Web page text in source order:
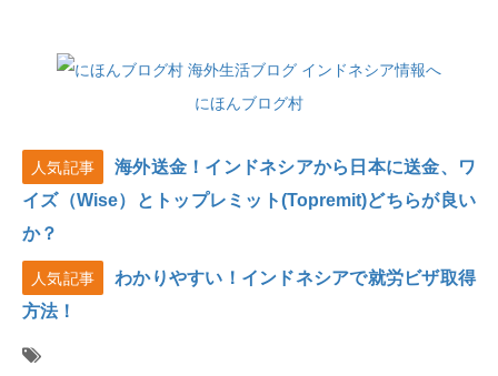
にほんブログ村
人気記事
海外送金！インドネシアから日本に送金、ワ
イズ（Wise）とトップレミット(Topremit)どちらが良い
か？
人気記事
わかりやすい！インドネシアで就労ビザ取得
方法！